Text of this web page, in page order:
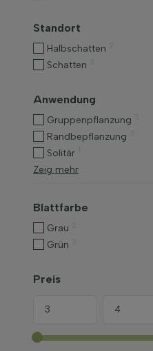
Standort
Halbschatten
Schatten
Anwendung
Gruppenpflanzung
Randbepflanzung
Solitär
Zeig mehr
Blattfarbe
Grau
Grün
Preis